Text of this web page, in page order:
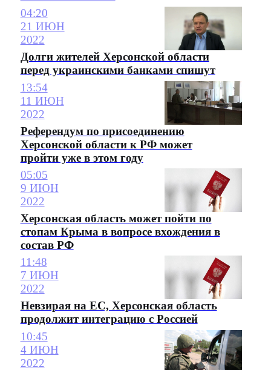
04:20
21 ИЮН
2022
Долги жителей Херсонской области
перед украинскими банками спишут
13:54
11 ИЮН
2022
Референдум по присоединению
Херсонской области к РФ может
пройти уже в этом году
05:05
9 ИЮН
2022
Херсонская область может пойти по
стопам Крыма в вопросе вхождения в
состав РФ
11:48
7 ИЮН
2022
Невзирая на ЕС, Херсонская область
продолжит интеграцию с Россией
10:45
4 ИЮН
2022